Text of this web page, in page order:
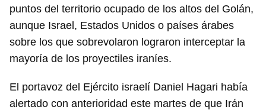
CANCELAR
puntos del territorio ocupado de los altos del Golán,
aunque Israel, Estados Unidos o países árabes
sobre los que sobrevolaron lograron interceptar la
mayoría de los proyectiles iraníes.
El portavoz del Ejército israelí Daniel Hagari había
alertado con anterioridad este martes de que Irán